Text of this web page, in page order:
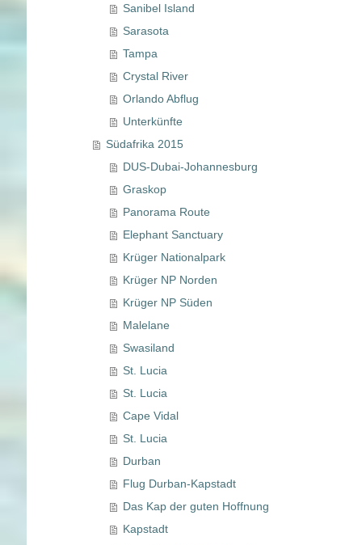
Sanibel Island
Sarasota
Tampa
Crystal River
Orlando Abflug
Unterkünfte
Südafrika 2015
DUS-Dubai-Johannesburg
Graskop
Panorama Route
Elephant Sanctuary
Krüger Nationalpark
Krüger NP Norden
Krüger NP Süden
Malelane
Swasiland
St. Lucia
St. Lucia
Cape Vidal
St. Lucia
Durban
Flug Durban-Kapstadt
Das Kap der guten Hoffnung
Kapstadt